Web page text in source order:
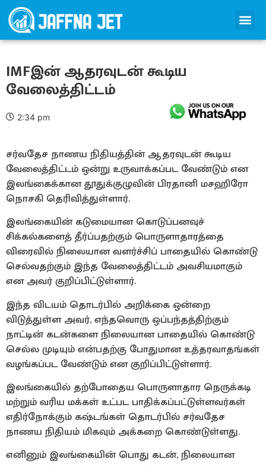
IMFஇன் ஆதரவுடன் கூடிய
வேலைத்திட்டம்
2:34 pm
சர்வதேச நாணய நிதியத்தின் ஆதரவுடன் கூடிய
வேலைத்திட்டம் ஒன்று உருவாக்கப்பட வேண்டும் என
இலங்கைக்கான தூதுக்குழுவின் பிரதானி மசஹிரோ
நொசகி தெரிவித்துள்ளார்.
இலங்கையின் கடுமையான கொடுப்பனவுச்
சிக்கல்களைத் தீர்ப்பதற்கும் பொருளாதாரத்தை
விரைவில் நிலையான வளர்ச்சிப் பாதையில் கொண்டு
செல்வதற்கும் இந்த வேலைத்திட்டம் அவசியமாகும்
என அவர் குறிப்பிட்டுள்ளார்.
இந்த விடயம் தொடர்பில் அறிக்கை ஒன்றை
விடுத்துள்ள அவர், எந்தவொரு ஒப்பந்தத்திற்கும்
நாட்டின் கடன்களை நிலையான பாதையில் கொண்டு
செல்ல முடியும் என்பதற்கு போதுமான உத்தரவாதங்கள்
வழங்கப்பட வேண்டும் என குறிப்பிட்டுள்ளார்.
இலங்கையில் தற்போதைய பொருளாதார நெருக்கடி
மற்றும் வரிய மக்கள் உட்பட பாதிக்கப்பட்டுள்ளவர்கள்
எதிர்நோக்கும் கஷ்டங்கள் தொடர்பில் சர்வதேச
நாணய நிதியம் மிகவும் அக்கறை கொண்டுள்ளது.
எனினும் இலங்கையின் பொது கடன், நிலையான